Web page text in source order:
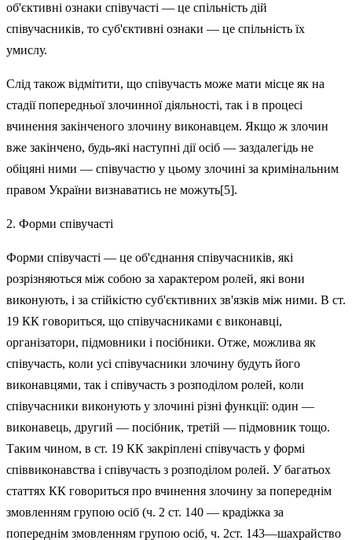
об'єктивні ознаки співучасті — це спільність дій
співучасників, то суб'єктивні озна­ки — це спільність їх
умислу.
Слід також відмітити, що співучасть може мати місце як на
стадії попередньої злочинної діяльності, так і в процесі
вчинення закінченого злочину виконавцем. Якщо ж злочин
вже закінчено, будь-які наступні дії осіб — заздалегідь не
обіцяні ними — співучастю у цьому злочині за кримінальним
правом України визнаватись не можуть[5].
2. Форми співучасті
Форми співучасті — це об'єднання співучасників, які
розрізняються між собою за характером ролей, які вони
виконують, і за стійкістю суб'єктивних зв'язків між ними. В ст.
19 КК говориться, що співучасниками є виконавці,
організатори, підмовники і посібники. Отже, можлива як
співучасть, коли усі співучасники злочину будуть його
виконавцями, так і співучасть з розподілом ролей, коли
співучасники виконують у злочині різні функції: один —
виконавець, другий — посібник, третій — підмовник тощо.
Таким чином, в ст. 19 КК закріплені співучасть у формі
співвиконавства і співучасть з розподілом ролей. У багатьох
статтях КК говориться про вчинення зло­чину за попереднім
змовленням групою осіб (ч. 2 ст. 140 — крадіжка за
попереднім змовленням групою осіб, ч. 2ст. 143—шахрайство